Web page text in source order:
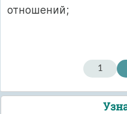
отношений;
1